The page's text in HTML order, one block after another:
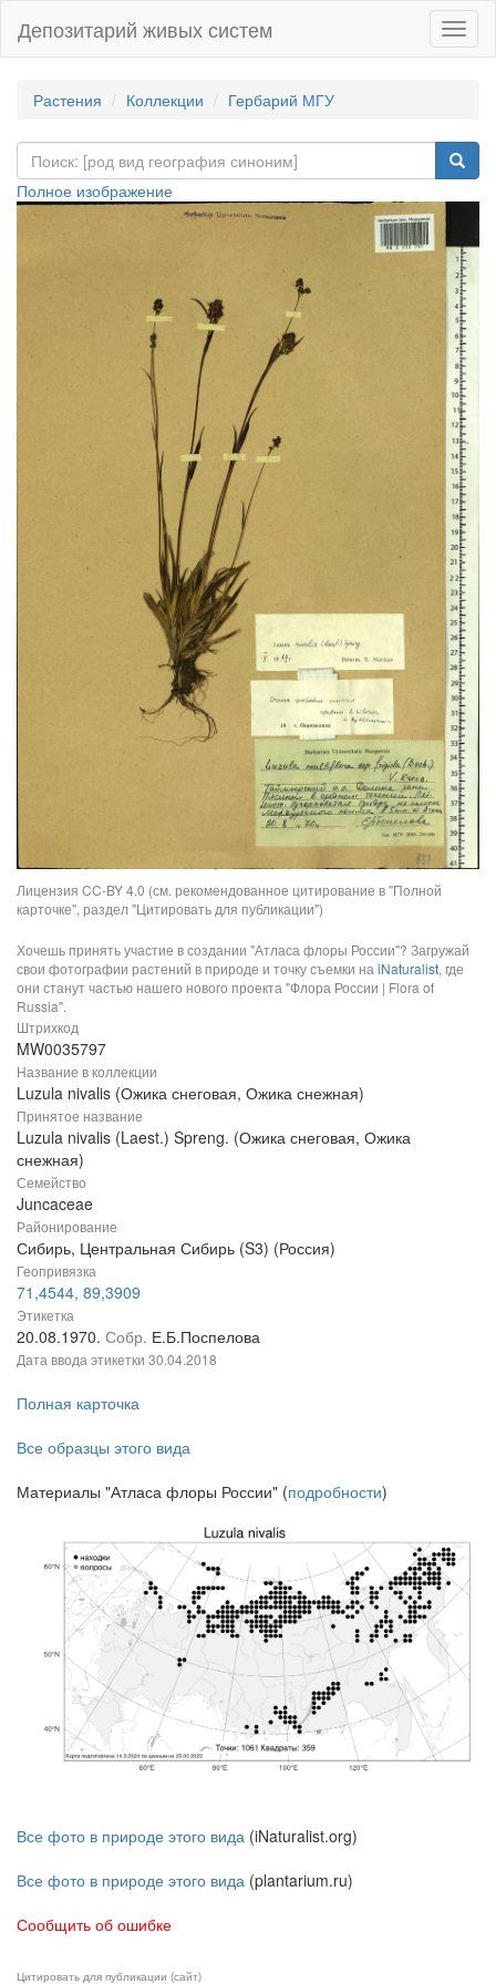
Депозитарий живых систем
Растения Коллекции Гербарий МГУ
Полное изображение
Лицензия CC-BY 4.0 (см. рекомендованное цитирование в "Полной
карточке", раздел "Цитировать для публикации")
Хочешь принять участие в создании "Атласа флоры России"? Загружай
свои фотографии растений в природе и точку съемки на iNaturalist, где
они станут частью нашего нового проекта "Флора России | Flora of
Russia".
Штрихкод
MW0035797
Название в коллекции
Luzula nivalis (Ожика снеговая, Ожика снежная)
Принятое название
Luzula nivalis (Laest.) Spreng. (Ожика снеговая, Ожика
снежная)
Семейство
Juncaceae
Районирование
Сибирь, Центральная Сибирь (S3) (Россия)
Геопривязка
71,4544, 89,3909
Этикетка
20.08.1970. Собр. Е.Б.Поспелова
Дата ввода этикетки 30.04.2018
Полная карточка
Все образцы этого вида
Материалы "Атласа флоры России" (подробности)
Все фото в природе этого вида (iNaturalist.org)
Все фото в природе этого вида (plantarium.ru)
Сообщить об ошибке
Цитировать для публикации (сайт)